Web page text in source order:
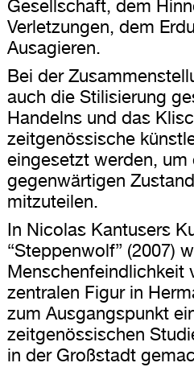
Gesellschaft, dem
Verletzungen, dem
Ausagieren.
Bei der
auch die Stilisierung
Handelns und das
zeitgenössische
eingesetzt werden, um
gegenwärtigen
mitzuteilen.
In Nicolas Kantusers
“Steppenwolf” (2007)
Menschenfeindlichkeit
zentralen Figur in
zum Ausgangspunkt
zeitgenössischen
in der Großstadt